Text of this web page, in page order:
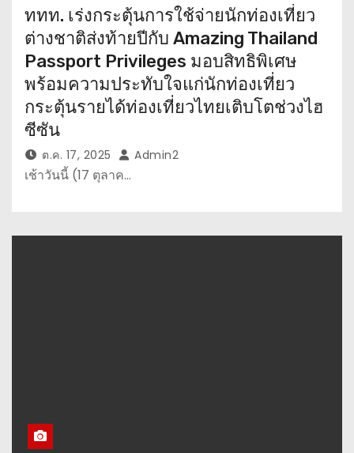
‎ททท. เร่งกระตุ้นการใช้จ่ายนักท่องเที่ยว
ต่างชาติส่งท้ายปีกับ Amazing Thailand
Passport Privileges ‎มอบสิทธิพิเศษ
พร้อมความประทับใจแก่นักท่องเที่ยว
กระตุ้นรายได้ท่องเที่ยวไทยเติบโตช่วงไฮ
ซีซัน
ต.ค. 17, 2025 Admin2
เช้าวันนี้ (17 ตุลาค…